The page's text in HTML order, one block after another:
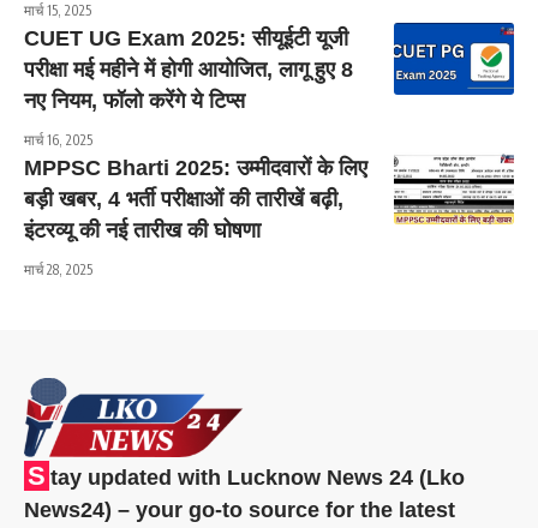
मार्च 15, 2025
CUET UG Exam 2025: सीयूईटी यूजी
परीक्षा मई महीने में होगी आयोजित, लागू हुए 8
नए नियम, फॉलो करेंगे ये टिप्स
मार्च 16, 2025
MPPSC Bharti 2025: उम्मीदवारों के लिए
बड़ी खबर, 4 भर्ती परीक्षाओं की तारीखें बढ़ी,
इंटरव्यू की नई तारीख की घोषणा
मार्च 28, 2025
S tay updated with Lucknow News 24 (Lko
News24) – your go-to source for the latest